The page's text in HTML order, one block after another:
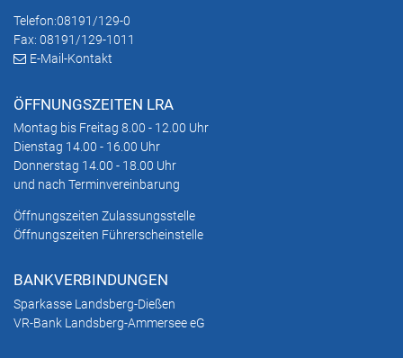
Telefon:08191/129-0
Fax: 08191/129-1011
E-Mail-Kontakt
ÖFFNUNGSZEITEN LRA
Montag bis Freitag 8.00 - 12.00 Uhr
Dienstag 14.00 - 16.00 Uhr
Donnerstag 14.00 - 18.00 Uhr
und nach Terminvereinbarung
Öffnungszeiten Zulassungsstelle
Öffnungszeiten Führerscheinstelle
BANKVERBINDUNGEN
Sparkasse Landsberg-Dießen
VR-Bank Landsberg-Ammersee eG